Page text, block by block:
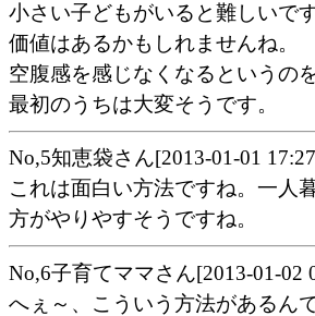
小さい子どもがいると難しいで
価値はあるかもしれませんね。
空腹感を感じなくなるというの
最初のうちは大変そうです。
No,5知恵袋さん[2013-01-01
これは面白い方法ですね。一人
方がやりやすそうですね。
No,6子育てママさん[2013-01-02
へぇ～、こういう方法があるんで